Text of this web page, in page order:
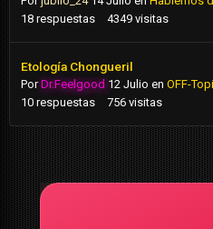
18 respuestas 4349 visitas
Etología Chongueril
PorDr.Feelgood 12 Julio en OFF-
10 respuestas 756 visitas